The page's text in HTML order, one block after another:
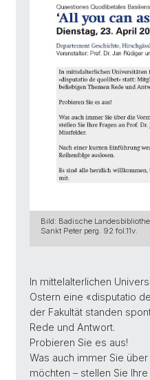
Bild: Badische
Sankt Peter perg. 92 fol.11v.
In mittelalterlichen
Ostern eine «disputatio
der Fakultät standen
Rede und Antwort.
Probieren Sie es aus!
Was auch immer Sie
möchten – stellen Sie